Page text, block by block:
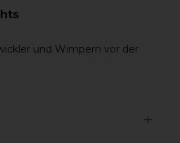
und Wimpern vor der